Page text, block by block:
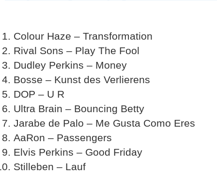
Colour Haze – Transformation
Rival Sons – Play The Fool
Dudley Perkins – Money
Bosse – Kunst des Verlierens
DOP – U R
Ultra Brain – Bouncing Betty
Jarabe de Palo – Me Gusta Como Eres
AaRon – Passengers
Elvis Perkins – Good Friday
Stilleben – Lauf